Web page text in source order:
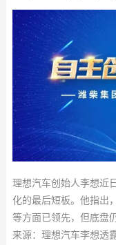
理想汽车创始人李想近
化的最后短板。他指出
等方面已领先，但底盘
来源：理想汽车李想透